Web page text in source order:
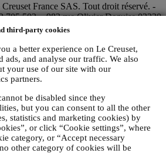
third-party cookies
a better experience on Le Creuset,
ads, and analyse our traffic. We also
your use of our site with our
partners.
be disabled since they
but you can consent to all the other
statistics and marketing cookies) by
or click “Cookie settings”, where
category, or “Accept necessary
other category of cookies will be
France SAS. Tout droit réservé. -
705 502 - 982 rue Olivier Deguise 02230
Conditions générales d’utilisation et
POLITIQUE DE
EN MATIÈRE DE
GÉNÉRALES D’UTILISATION
FEMMES / HOMMES
des Données de Le Creuset
ci-dessous s'applique aux
un partenaire commercial, veuillez